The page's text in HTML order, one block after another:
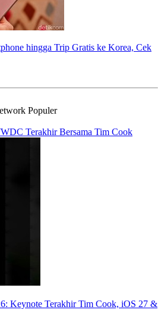
hingga Trip Gratis ke Korea, Cek
Populer
Terakhir Bersama Tim Cook
Keynote Terakhir Tim Cook, iOS 27 &